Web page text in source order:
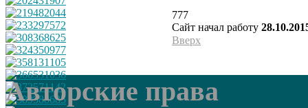
777
Сайт начал работу
Вверх
Авторские права